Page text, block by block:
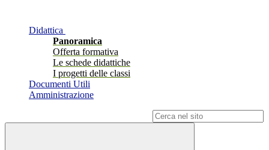
Didattica
Panoramica
Offerta formativa
Le schede didattiche
I progetti delle classi
Documenti Utili
Amministrazione